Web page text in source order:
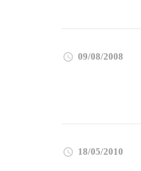
09/08/2008
18/05/2010